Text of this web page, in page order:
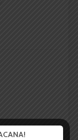
Wacana